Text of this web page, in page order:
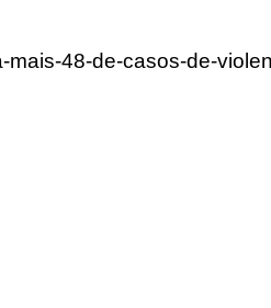
mais-48-de-casos-de-